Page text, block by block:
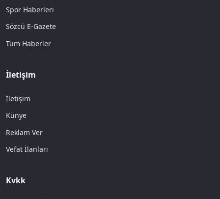
Spor Haberleri
Sözcü E-Gazete
Tüm Haberler
İletişim
İletişim
Künye
Reklam Ver
Vefat İlanları
Kvkk